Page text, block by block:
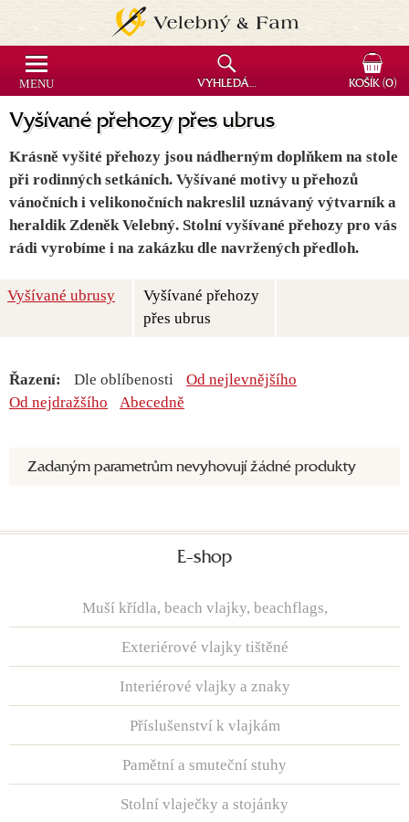
Vyšívané přehozy přes ubrus
Krásně vyšité přehozy jsou nádherným doplňkem na stole
při rodinných setkáních. Vyšívané motivy u přehozů
vánočních i velikonočních nakreslil uznávaný výtvarník a
heraldik Zdeněk Velebný. Stolní vyšívané přehozy pro vás
rádi vyrobíme i na zakázku dle navržených předloh.
Vyšívané ubrusy
Vyšívané přehozy
přes ubrus
Řazení: Dle oblíbenosti
Od nejlevnějšího
Od nejdražšího
Abecedně
Zadaným parametrům nevyhovují žádné produkty
E-shop
Muší křídla, beach vlajky, beachflags,
Exteriérové vlajky tištěné
Interiérové vlajky a znaky
Příslušenství k vlajkám
Pamětní a smuteční stuhy
Stolní vlaječky a stojánky
MENU VYHLEDÁVÁNÍ KOŠÍK(0)